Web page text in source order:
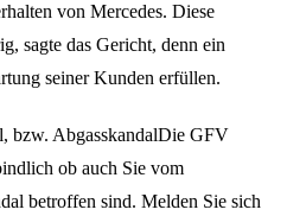
von Mercedes. Diese
sagte das Gericht, denn ein
seiner Kunden erfüllen.
bzw. AbgasskandalDie GFV
ob auch Sie vom
betroffen sind. Melden Sie sich